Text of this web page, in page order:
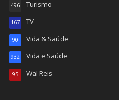
Turismo
496
TV
167
Vida & Saúde
90
Vida e Saúde
932
Wal Reis
95